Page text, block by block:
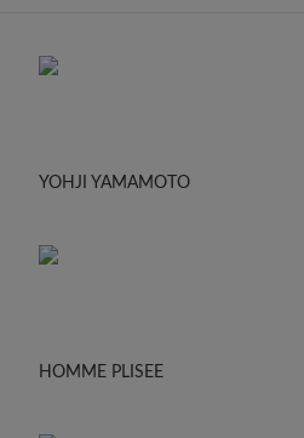
YOHJI YAMAMOTO
HOMME PLISEE